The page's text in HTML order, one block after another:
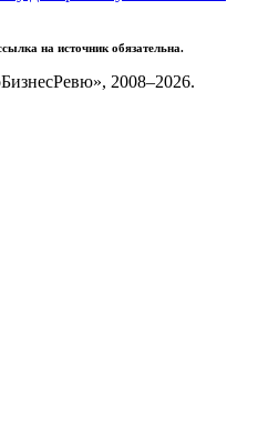
на источник обязательна.
2008–2026.